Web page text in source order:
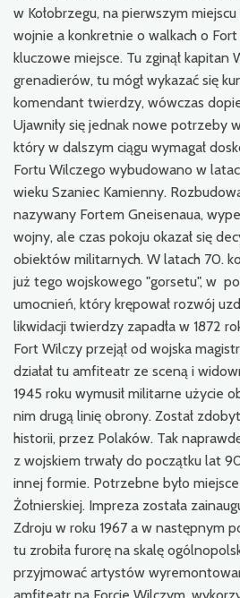
w Kołobrzegu, na pierwszym
wojnie a konkretnie o walkach o Fort
kluczowe miejsce. Tu zginął kapitan
grenadierów, tu mógł wykazać się
komendant twierdzy, wówczas
Ujawniły się jednak nowe potrzeby
który w dalszym ciągu wymagał
Fortu Wilczego wybudowano w
wieku Szaniec Kamienny.
nazywany Fortem Gneisenaua,
wojny, ale czas pokoju okazał się
obiektów militarnych. W latach 70.
już tego wojskowego "gorsetu", w
umocnień, który krępował rozwój
likwidacji twierdzy zapadła w 1872
Fort Wilczy przejął od wojska
działał tu amfiteatr ze sceną i
1945 roku wymusił militarne użycie
nim drugą linię obrony. Został
historii, przez Polaków. Tak
z wojskiem trwały do początku lat
innej formie. Potrzebne było
Żołnierskiej. Impreza została
Zdroju w roku 1967 a w następnym
tu zrobiła furorę na skalę
przyjmować artystów